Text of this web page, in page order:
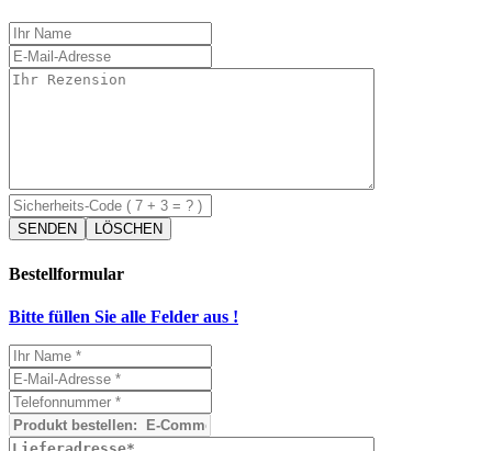
Bestellformular
Bitte füllen Sie alle Felder aus !